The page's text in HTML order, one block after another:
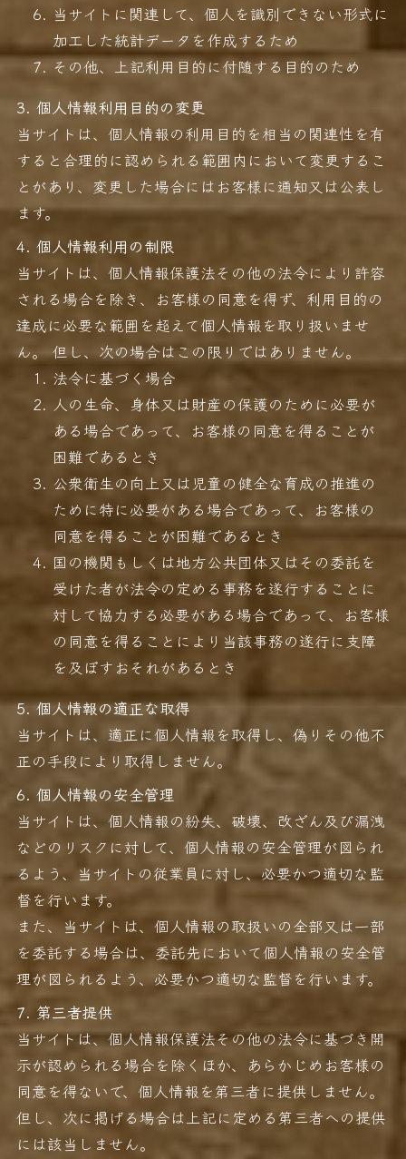
当サイトに関連して、個人を識別できない形式に
加工した統計データを作成するため
その他、上記利用目的に付随する目的のため
3. 個人情報利用目的の変更
当サイトは、個人情報の利用目的を相当の関連性を有
すると合理的に認められる範囲内において変更するこ
とがあり、変更した場合にはお客様に通知又は公表し
ます。
4. 個人情報利用の制限
当サイトは、個人情報保護法その他の法令により許容
される場合を除き、お客様の同意を得ず、利用目的の
達成に必要な範囲を超えて個人情報を取り扱いませ
ん。 但し、次の場合はこの限りではありません。
法令に基づく場合
人の生命、身体又は財産の保護のために必要が
ある場合であって、お客様の同意を得ることが
困難であるとき
公衆衛生の向上又は児童の健全な育成の推進の
ために特に必要がある場合であって、お客様の
同意を得ることが困難であるとき
国の機関もしくは地方公共団体又はその委託を
受けた者が法令の定める事務を遂行することに
対して協力する必要がある場合であって、お客様
の同意を得ることにより当該事務の遂行に支障
を及ぼすおそれがあるとき
5. 個人情報の適正な取得
当サイトは、適正に個人情報を取得し、偽りその他不
正の手段により取得しません。
6. 個人情報の安全管理
当サイトは、個人情報の紛失、破壊、改ざん及び漏洩
などのリスクに対して、個人情報の安全管理が図られ
るよう、当サイトの従業員に対し、必要かつ適切な監
督を行います。
また、当サイトは、個人情報の取扱いの全部又は一部
を委託する場合は、委託先において個人情報の安全管
理が図られるよう、必要かつ適切な監督を行います。
7. 第三者提供
当サイトは、個人情報保護法その他の法令に基づき開
示が認められる場合を除くほか、あらかじめお客様の
同意を得ないで、個人情報を第三者に提供しません。
但し、次に掲げる場合は上記に定める第三者への提供
には該当しません。